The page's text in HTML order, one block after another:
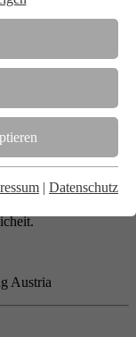
| Datenschutz
, Inspektions- und
Austria